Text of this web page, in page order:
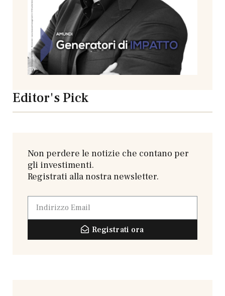
Editor's Pick
Non perdere le notizie che contano per
gli investimenti.
Registrati alla nostra newsletter.
Registrati ora